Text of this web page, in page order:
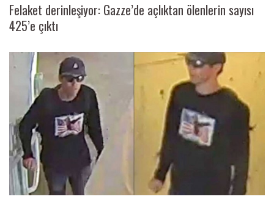
Felaket derinleşiyor: Gazze’de açlıktan ölenlerin sayısı
425’e çıktı